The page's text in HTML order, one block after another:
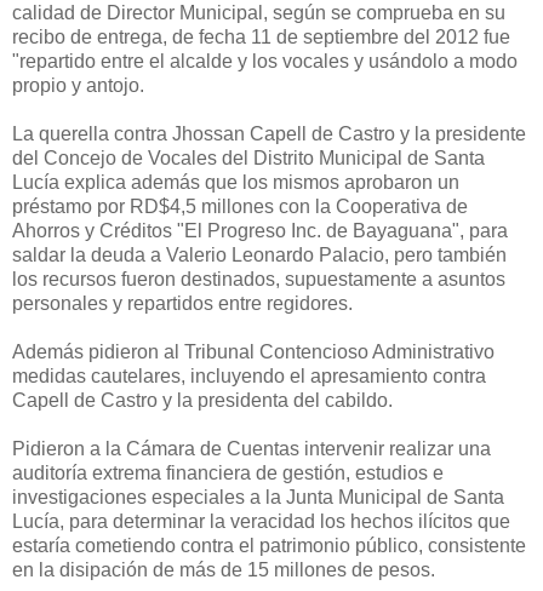
calidad de Director Municipal, según se comprueba en su
recibo de entrega, de fecha 11 de septiembre del 2012 fue
"repartido entre el alcalde y los vocales y usándolo a modo
propio y antojo.
La querella contra Jhossan Capell de Castro y la presidente
del Concejo de Vocales del Distrito Municipal de Santa
Lucía explica además que los mismos aprobaron un
préstamo por RD$4,5 millones con la Cooperativa de
Ahorros y Créditos "El Progreso Inc. de Bayaguana", para
saldar la deuda a Valerio Leonardo Palacio, pero también
los recursos fueron destinados, supuestamente a asuntos
personales y repartidos entre regidores.
Además pidieron al Tribunal Contencioso Administrativo
medidas cautelares, incluyendo el apresamiento contra
Capell de Castro y la presidenta del cabildo.
Pidieron a la Cámara de Cuentas intervenir realizar una
auditoría extrema financiera de gestión, estudios e
investigaciones especiales a la Junta Municipal de Santa
Lucía, para determinar la veracidad los hechos ilícitos que
estaría cometiendo contra el patrimonio público, consistente
en la disipación de más de 15 millones de pesos.